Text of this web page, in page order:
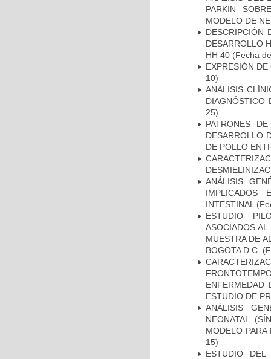
PARKIN
MODELO DE
DESCRIPCIÓN
DESARROLLO
HH 40 (Fecha
EXPRESIÓN
10)
ANÁLISIS
DIAGNÓSTICO
25)
PATRONES
DESARROLLO
DE POLLO
ANÁLISIS
IMPLICADOS
INTESTINAL
ESTUDIO
ASOCIADOS
MUESTRA DE
BOGOTA D.C.
ENFERMEDAD
ESTUDIO DE
ANÁLISIS
NEONATAL
MODELO
15)
ESTUDIO